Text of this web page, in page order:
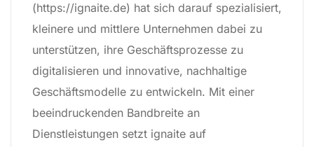
(https://ignaite.de) hat sich darauf spezialisiert,
kleinere und mittlere Unternehmen dabei zu
unterstützen, ihre Geschäftsprozesse zu
digitalisieren und innovative, nachhaltige
Geschäftsmodelle zu entwickeln. Mit einer
beeindruckenden Bandbreite an
Dienstleistungen setzt ignaite auf